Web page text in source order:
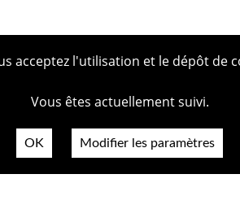
acceptez l'utilisation et le dépôt de
Vous êtes actuellement suivi.
OK Modifier les paramètres